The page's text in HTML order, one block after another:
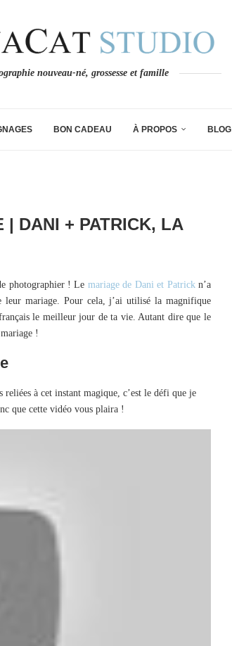
nouveau-né, grossesse et famille
BON CADEAU À PROPOS BLOG
| DANI + PATRICK, LA
photographier ! Le mariage de Dani et Patrickn’a
leur mariage. Pour cela, j’ai utilisé la magnifique
le meilleur jour de ta vie. Autant dire que le
!
à cet instant magique, c’est le défi que je
que cette vidéo vous plaira !